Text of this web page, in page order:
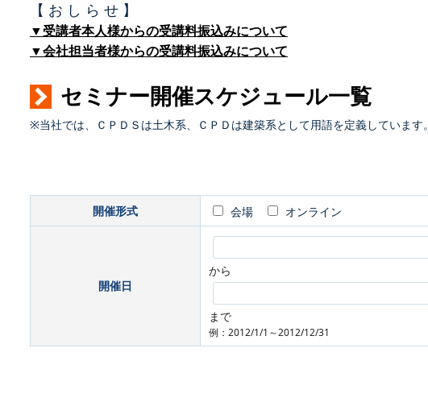
【 お し ら せ 】
▼受講者本人様からの受講料振込みについて
▼会社担当者様からの受講料振込みについて
セミナー開催スケジュール一覧
※当社では、ＣＰＤＳは土木系、ＣＰＤは建築系として用語を定義しています。
開催形式 会場 オンライン
開催日
から
まで
例：2012/1/1～2012/12/31